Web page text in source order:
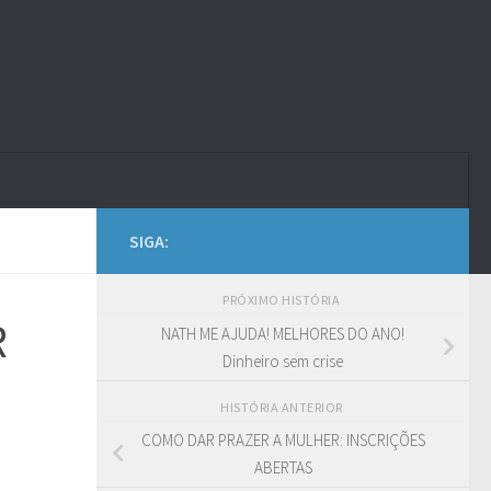
SIGA:
PRÓXIMO HISTÓRIA
NATH ME AJUDA! MELHORES DO ANO!
Dinheiro sem crise
HISTÓRIA ANTERIOR
COMO DAR PRAZER A MULHER: INSCRIÇÕES
ABERTAS